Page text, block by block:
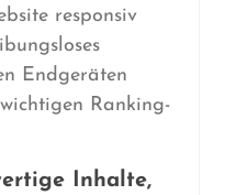
responsiv
Endgeräten
Ranking-
Inhalte,